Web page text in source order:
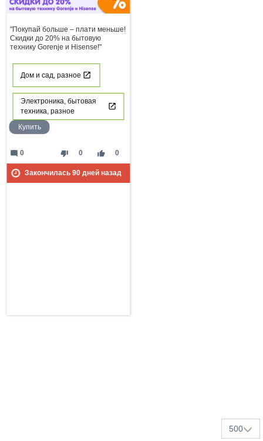
"Покупай больше – плати меньше!
Скидки до 20% на бытовую
технику Gorenje и Hisense!"
Дом и сад, разное
Электроника, бытовая
техника, разное
Купить
thumb_down 0 thumb_up 0
mode_comment 0
Закончилась 90дней назад
500